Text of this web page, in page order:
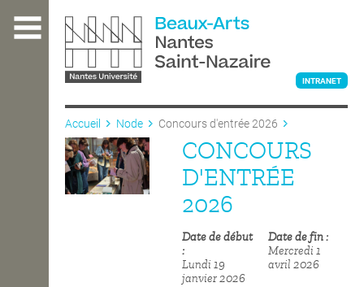
contenu
L'ÉCOLE
INTRANET
Accueil Node Concours d'entrée 2026
CONCOURS
D'ENTRÉE
2026
Date de début
Lundi 19
janvier 2026
Date de fin
Mercredi 1
avril 2026